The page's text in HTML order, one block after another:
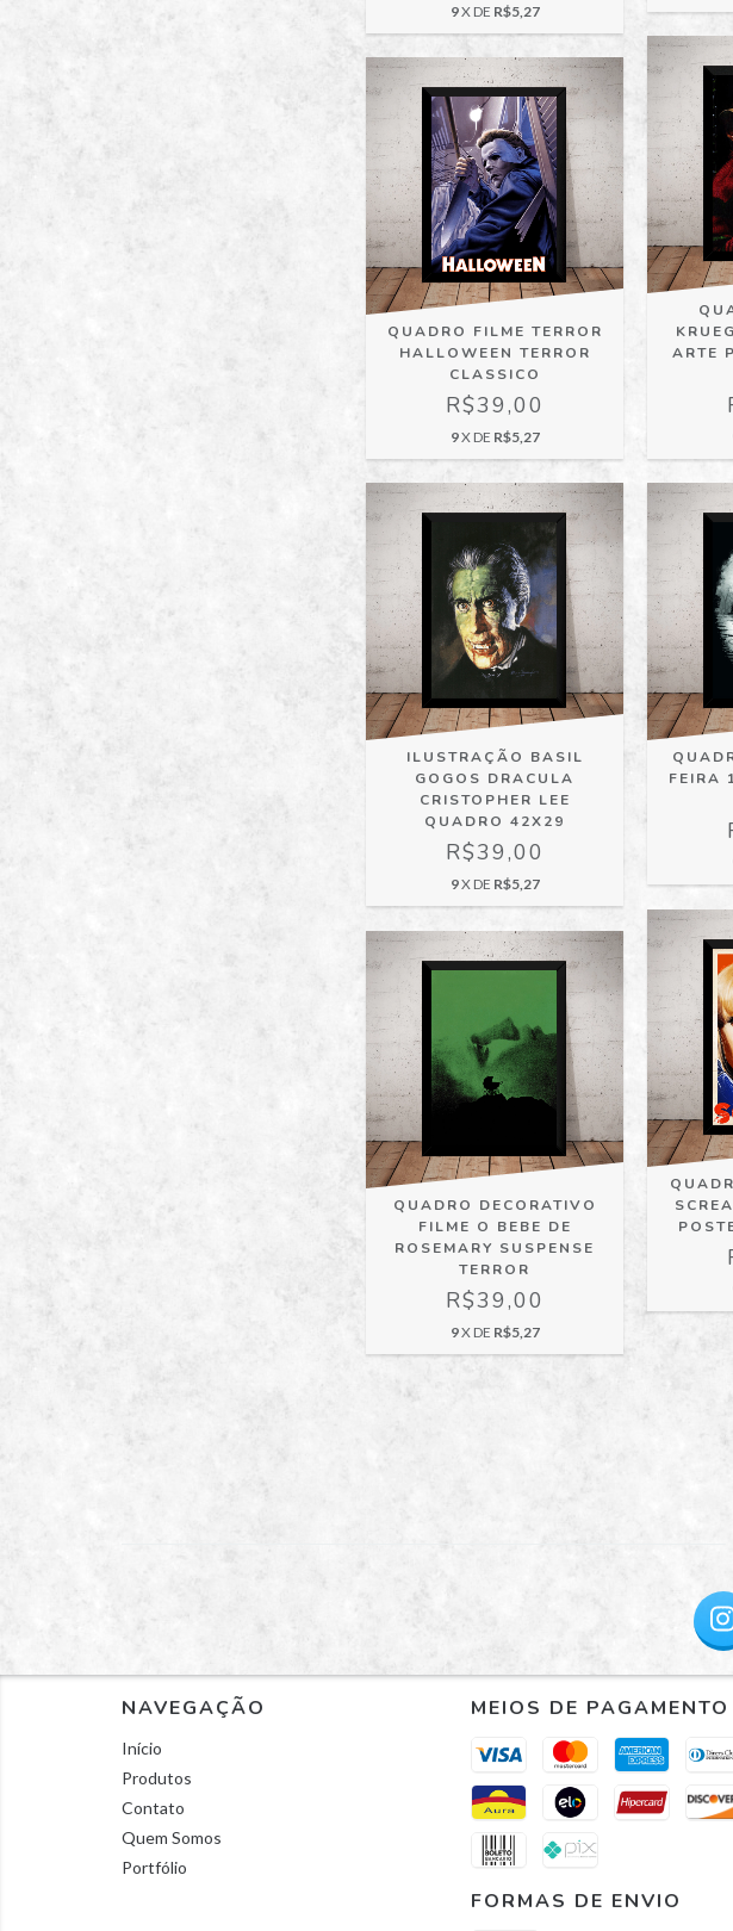
9X DE R$5,27
QUADRO FILME TERROR
HALLOWEEN TERROR
CLASSICO
R$39,00
9X DE R$5,27
ARTE
ILUSTRAÇÃO BASIL
GOGOS DRACULA
CRISTOPHER LEE
QUADRO 42X29
R$39,00
9X DE R$5,27
FEIRA
QUADRO DECORATIVO
FILME O BEBE DE
ROSEMARY SUSPENSE
TERROR
R$39,00
9X DE R$5,27
NAVEGAÇÃO
Início
Produtos
Contato
Quem Somos
Portfólio
MEIOS DE PAGAMENTO
FORMAS DE ENVIO